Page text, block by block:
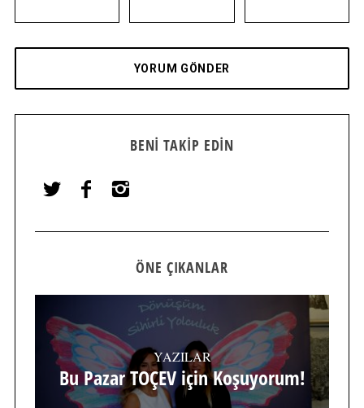
BENI TAKIP EDIN
ÖNE ÇIKANLAR
YAZILAR
Bu Pazar TOÇEV için Koşuyorum!